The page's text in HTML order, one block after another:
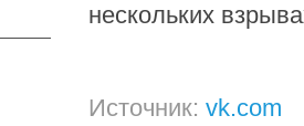
нескольких
Источник: vk.com